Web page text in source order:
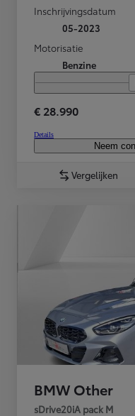
Inschrijvingsdatum
05-2023
Motorisatie
Benzine
€ 28.990
Details
Neem
Vergelijken
BMW Other
sDrive20iA pack M